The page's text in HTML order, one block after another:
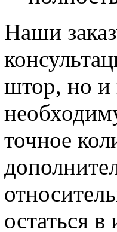
Наши
штор, но и
точное
остаться